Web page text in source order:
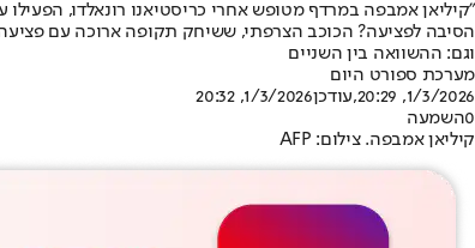
"קיליאן אמבפה במרדף מטופש אחרי כריסטיאנו רונאלדו, הפעילו
הסיבה לפציעה? הכוכב הצרפתי, ששיחק תקופה ארוכה עם
וגם: ההשוואה בין השניים
מערכת ספורט היום
1/3/2026, 20:29
,עודכן1/3/2026, 20:32
0השמעה
קיליאן אמבפה. צילום: AFP